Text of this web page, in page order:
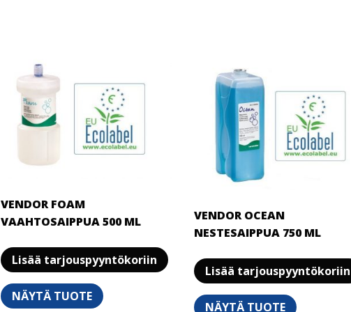
VENDOR FOAM
VAAHTOSAIPPUA 500 ML
Lisää tarjouspyyntökoriin
NÄYTÄ TUOTE
VENDOR OCEAN
NESTESAIPPUA 750 ML
Lisää tarjouspyyntökoriin
NÄYTÄ TUOTE